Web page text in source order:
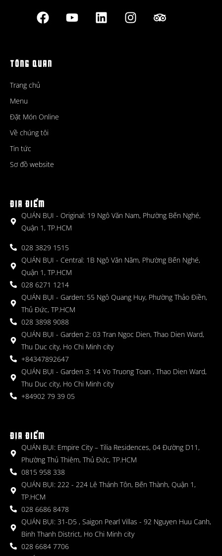
TỔNG QUAN
Trang chủ
Menu
Đặt Món Online
Về chúng tôi
Tin tức
Sơ đồ website
ĐỊA ĐIỂM
QUÁN BỤI - Original: 19 Ngô Văn Nam, Phường Bến Nghé,
Quận 1, TP.HCM
028 3829 1515
QUÁN BỤI - Central: 1B Ngô Văn Năm, Phường Bến Nghé,
Quận 1, TP.HCM
028 6271 1214
QUÁN BỤI - Garden: 55 Ngô Quang Huy, Phường Thảo Điền,
Thủ Đức, TP.HCM
028 3898 9088
QUÁN BỤI - Garden 2: 03 Tran Ngoc Dien, Thao Dien Ward,
Thu Duc city, Ho Chi Minh city
+84347892647
QUÁN BỤI - Garden 3: 14 Vo Truong Toan , Thao Dien Ward,
Thu Duc city, Ho Chi Minh city
+84902 79 39 05
ĐỊA ĐIỂM
QUÁN BỤI: Empire City – Tilia Residences, 04 Đường D11,
Phường Thủ Thiêm, Thủ Đức, TP.HCM
0815 958 338
QUÁN BỤI: 222 - 224 Lê Thánh Tôn, Bến Thành, Quận 1,
TP.HCM
028 6686 8478
QUÁN BỤI: 31-D5 , Saigon Pearl Villas - 92 Nguyen Huu Canh,
Binh Thanh District, Ho Chi Minh city
028 6684 7706